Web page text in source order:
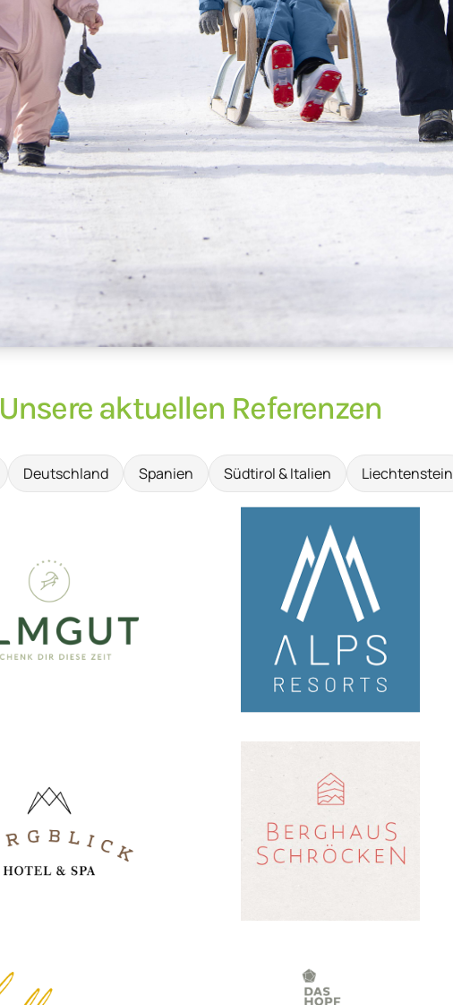
Unsere aktuellen Referenzen
Deutschland Spanien Südtirol & Italien Liechtenstein